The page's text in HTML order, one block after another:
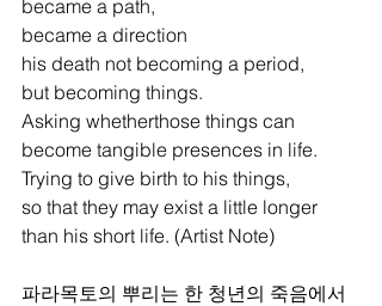
became a path,
became a direction
his death not becoming a period,
but becoming things.
Asking whetherthose things can
become tangible presences in life.
Trying to give birth to his things,
so that they may exist a little longer
than his short life. (Artist Note)
파라목토의 뿌리는 한 청년의 죽음에서